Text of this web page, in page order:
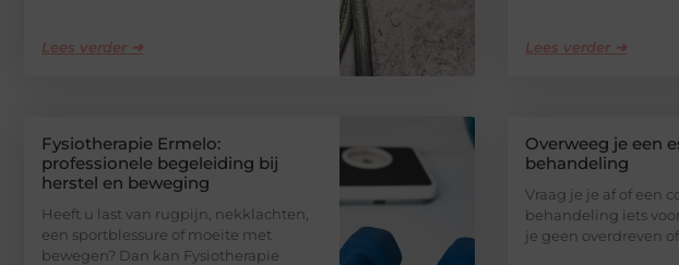
Lees verder ➜ Lees verder ➜
Fysiotherapie Ermelo:
professionele begeleiding bij
herstel en beweging
Heeft u last van rugpijn, nekklachten,
een sportblessure of moeite met
bewegen? Dan kan Fysiotherapie
Overweeg je een
behandeling
Vraag je je af of een
behandeling iets
je geen overdreven of